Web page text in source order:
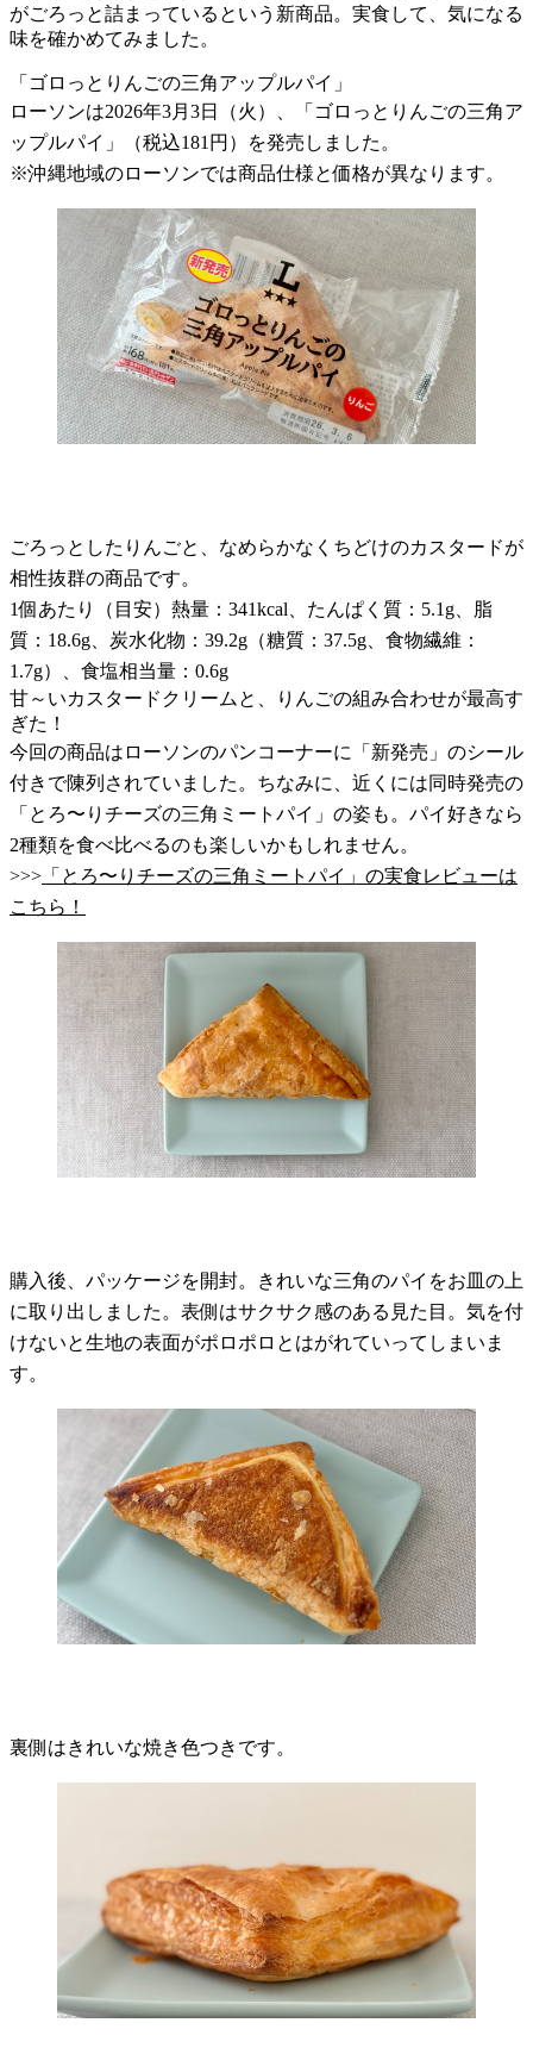
がごろっと詰まっているという新商品。実食して、気になる
味を確かめてみました。
「ゴロっとりんごの三角アップルパイ」
ローソンは2026年3月3日（火）、「ゴロっとりんごの三角ア
ップルパイ」（税込181円）を発売しました。
※沖縄地域のローソンでは商品仕様と価格が異なります。
ごろっとしたりんごと、なめらかなくちどけのカスタードが
相性抜群の商品です。
1個あたり（目安）熱量：341kcal、たんぱく質：5.1g、脂
質：18.6g、炭水化物：39.2g（糖質：37.5g、食物繊維：
1.7g）、食塩相当量：0.6g
甘～いカスタードクリームと、りんごの組み合わせが最高す
ぎた！
今回の商品はローソンのパンコーナーに「新発売」のシール
付きで陳列されていました。ちなみに、近くには同時発売の
「とろ〜りチーズの三角ミートパイ」の姿も。パイ好きなら
2種類を食べ比べるのも楽しいかもしれません。
>>> 「とろ〜りチーズの三角ミートパイ」の実食レビューは
こちら！
購入後、パッケージを開封。きれいな三角のパイをお皿の上
に取り出しました。表側はサクサク感のある見た目。気を付
けないと生地の表面がポロポロとはがれていってしまいま
す。
裏側はきれいな焼き色つきです。